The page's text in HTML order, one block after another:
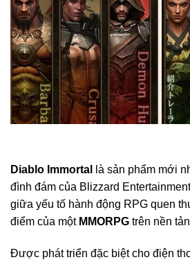
Diablo Immortal
là sản phẩm mới
đình đám của Blizzard
giữa yếu tố hành động RPG quen
điểm của một MMORPG trên nền
Được phát triển đặc biệt cho điện